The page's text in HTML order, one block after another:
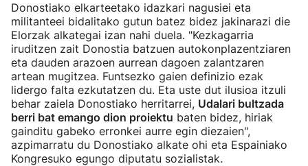
Donostiako elkarteetako idazkari nagusiei eta
militanteei bidalitako gutun batez bidez jakinarazi die
Elorzak alkategai izan nahi duela. "Kezkagarria
iruditzen zait Donostia batzuen autokonplazentziaren
eta dauden arazoen aurrean dagoen zalantzaren
artean mugitzea. Funtsezko gaien definizio ezak
lidergo falta ezkutatzen du. Eta uste dut ilusioa itzuli
behar zaiela Donostiako herritarrei, Udalari bultzada
berri bat emango dion proiektu baten bidez, hiriak
gainditu gabeko erronkei aurre egin diezaien",
azpimarratu du Donostiako alkate ohi eta Espainiako
Kongresuko egungo diputatu sozialistak.